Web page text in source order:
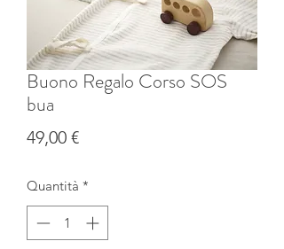
Buono Regalo Corso SOS
bua
49,00 €Prezzo
Quantità *